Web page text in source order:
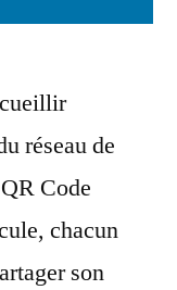
réseau de
Code
chacun
son